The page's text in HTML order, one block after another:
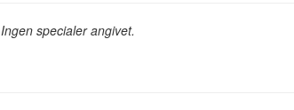
Ingen specialer angivet.